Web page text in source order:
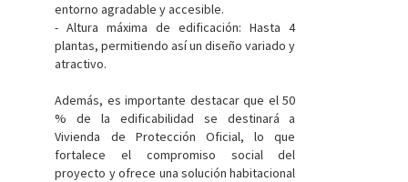
entorno agradable y accesible.
- Altura máxima de edificación: Hasta 4
plantas, permitiendo así un diseño variado y
atractivo.
Además, es importante destacar que el 50
% de la edificabilidad se destinará a
Vivienda de Protección Oficial, lo que
fortalece el compromiso social del
proyecto y ofrece una solución habitacional